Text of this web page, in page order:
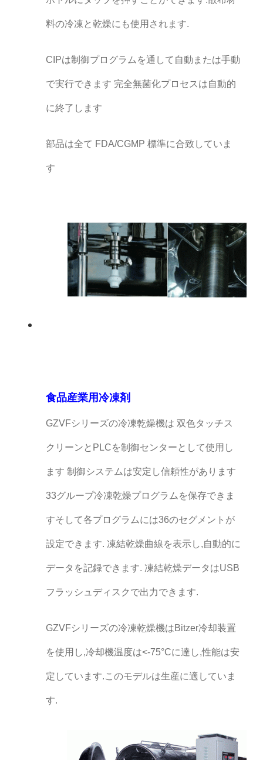
料の冷凍と乾燥にも使用されます.
CIPは制御プログラムを通して自動または手動
で実行できます 完全無菌化プロセスは自動的
に終了します
部品は全て FDA/CGMP 標準に合致していま
す
食品産業用冷凍剤
GZVFシリーズの冷凍乾燥機は 双色タッチス
クリーンとPLCを制御センターとして使用し
ます 制御システムは安定し信頼性があります
33グループ冷凍乾燥プログラムを保存できま
すそして各プログラムには36のセグメントが
設定できます. 凍結乾燥曲線を表示し,自動的に
データを記録できます. 凍結乾燥データはUSB
フラッシュディスクで出力できます.
GZVFシリーズの冷凍乾燥機はBitzer冷却装置
を使用し,冷却機温度は<-75°Cに達し,性能は安
定しています.このモデルは生産に適していま
す.